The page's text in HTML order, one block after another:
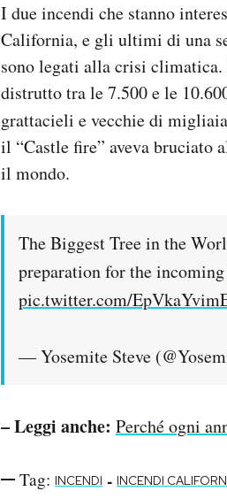
I due incendi che stanno
California, e gli ultimi di una
sono legati alla crisi
distrutto tra le 7.500 e le
grattacieli e vecchie di
il “Castle fire” aveva bruciato
il mondo.
The Biggest Tree in the
preparation for the incoming
pic.twitter.com/
— Yosemite Steve
– Leggi anche: Perché ogni
Tag: INCENDI - INCENDI